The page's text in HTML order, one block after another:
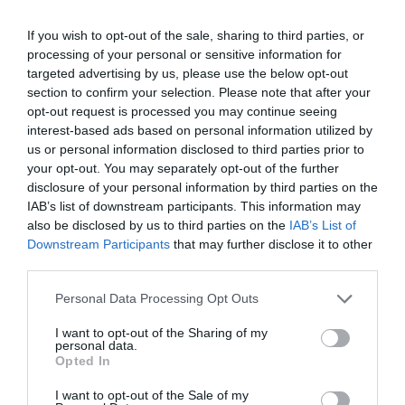
If you wish to opt-out of the sale, sharing to third parties, or
processing of your personal or sensitive information for
targeted advertising by us, please use the below opt-out
section to confirm your selection. Please note that after your
opt-out request is processed you may continue seeing
interest-based ads based on personal information utilized by
us or personal information disclosed to third parties prior to
your opt-out. You may separately opt-out of the further
disclosure of your personal information by third parties on the
IAB’s list of downstream participants. This information may
also be disclosed by us to third parties on the IAB’s List of
Downstream Participants that may further disclose it to other
Please note that this website/app uses one or more Google
not limited to your visit or usage behaviour. You may click to
grant or deny consent to Google and its third-party tags to
use your data for below specified purposes in below Google
consent section.
Personal Data Processing Opt Outs
I want to opt-out of the Sharing of my
personal data.
Opted In
I want to opt-out of the Sale of my
Mindezek ellenére a többnyelvűség védőhatása
figyelembe vették a résztvevők életkorát, fizikai